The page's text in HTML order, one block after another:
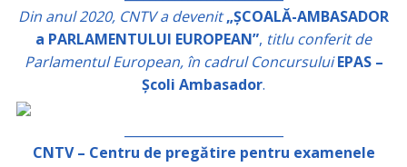
Din anul 2020, CNTV a devenit „ȘCOALĂ-AMBASADOR
a PARLAMENTULUI EUROPEAN”, titlu conferit de
Parlamentul European, în cadrul Concursului EPAS –
Școli Ambasador.
CNTV – Centru de pregătire pentru examenele